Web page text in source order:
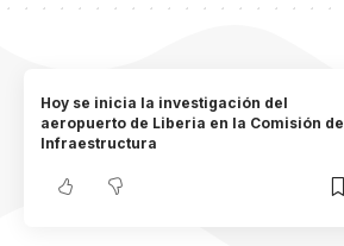
Hoy se inicia la investigación del
aeropuerto de Liberia en la Comisión de
Infraestructura